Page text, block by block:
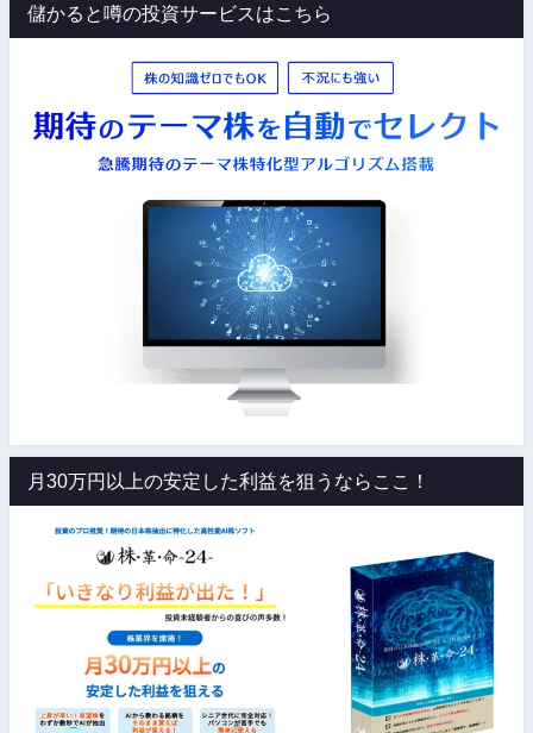
儲かると噂の投資サービスはこちら
月30万円以上の安定した利益を狙うならここ！